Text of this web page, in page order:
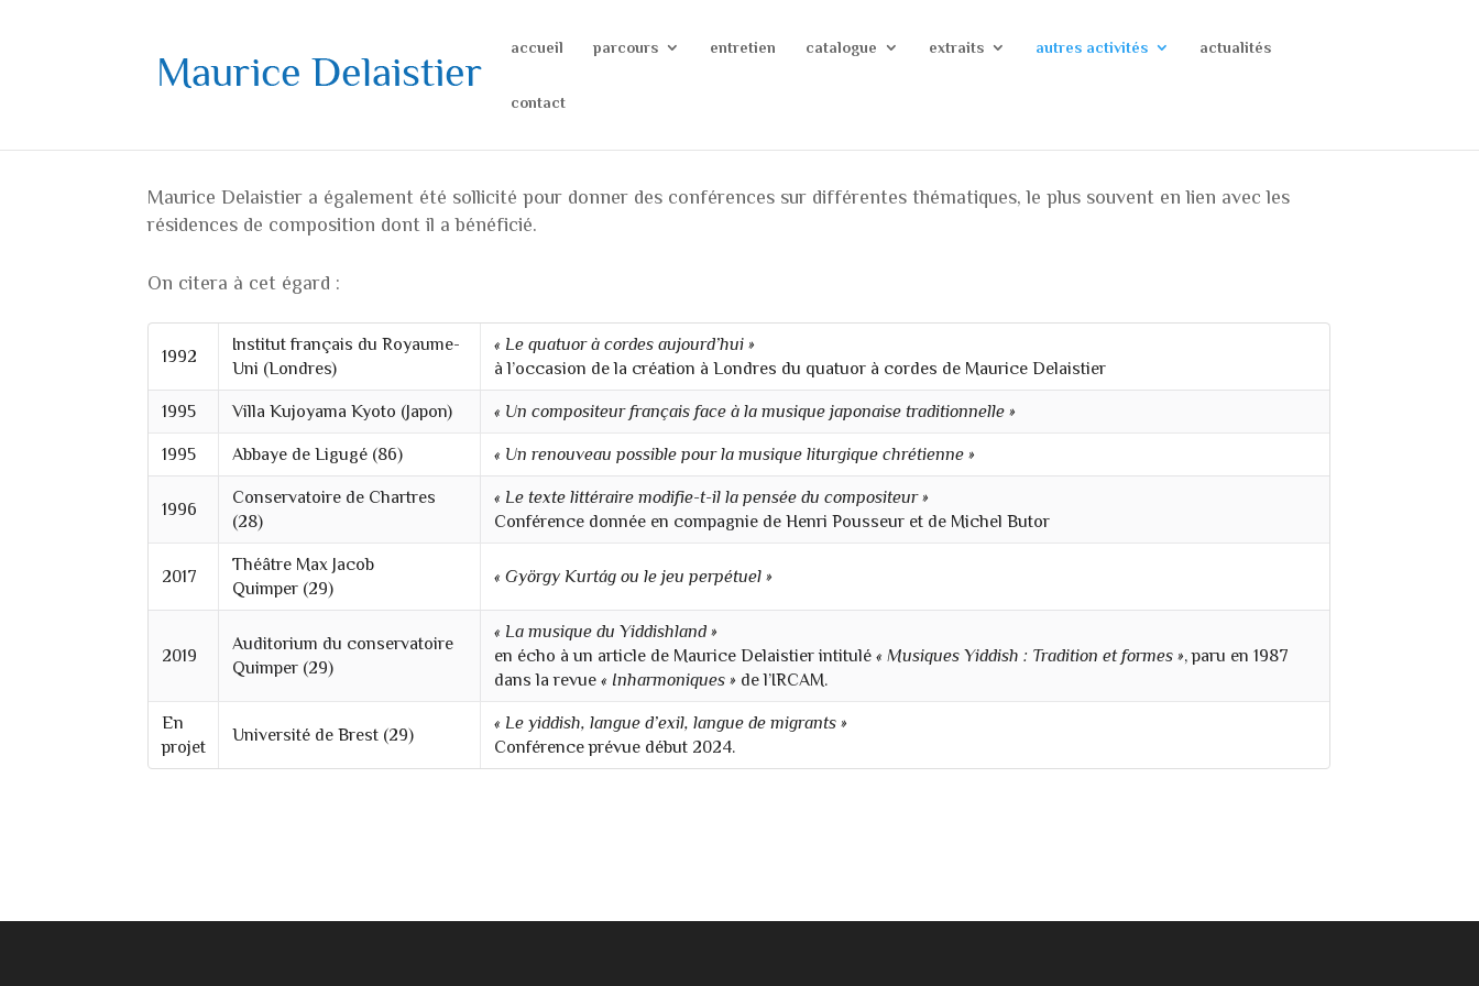
accueil parcours entretien catalogue extraits autres activités actualités
contact
Maurice Delaistier a également été sollicité pour donner des conférences sur différentes thématiques, le plus souvent en lien avec les
résidences de composition dont il a bénéficié.
On citera à cet égard :
1992
Institut français du Royaume-
Uni (Londres)
« Le quatuor à cordes aujourd’hui »
à l’occasion de la création à Londres du quatuor à cordes de Maurice Delaistier
1995 Villa Kujoyama Kyoto (Japon) « Un compositeur français face à la musique japonaise traditionnelle »
1995 Abbaye de Ligugé (86) « Un renouveau possible pour la musique liturgique chrétienne »
1996
Conservatoire de Chartres
(28)
« Le texte littéraire modifie-t-il la pensée du compositeur »
Conférence donnée en compagnie de Henri Pousseur et de Michel Butor
2017
Théâtre Max Jacob
Quimper (29)
« György Kurtág ou le jeu perpétuel »
2019
Auditorium du conservatoire
Quimper (29)
« La musique du Yiddishland »
en écho à un article de Maurice Delaistier intitulé « Musiques Yiddish : Tradition et formes », paru en 1987
dans la revue « Inharmoniques » de l’IRCAM.
En
projet
Université de Brest (29)
« Le yiddish, langue d’exil, langue de migrants »
Conférence prévue début 2024.